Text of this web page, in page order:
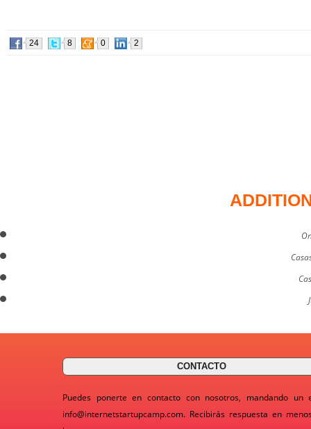
24 8 0 2
CONTACTO
Puedes ponerte en contacto con nosotros, mandando un
info@internetstartupcamp.com. Recibirás respuesta en